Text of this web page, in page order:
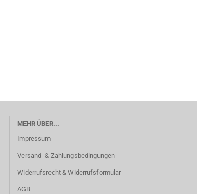
MEHR ÜBER...
Impressum
Versand- & Zahlungsbedingungen
Widerrufsrecht & Widerrufsformular
AGB